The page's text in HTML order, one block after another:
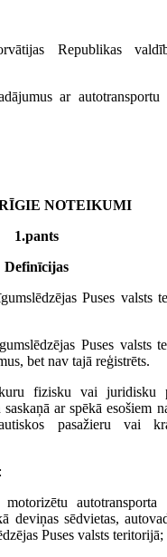
Republikas
ar
NOTEIKUMI
1.pants
Definīcijas
Puses valsts
Puses valsts
bet nav tajā reģistrēts.
fizisku vai juridisku
ar spēkā esošiem
pasažieru vai
autotransporta
deviņas sēdvietas,
Puses valsts teritorijā;